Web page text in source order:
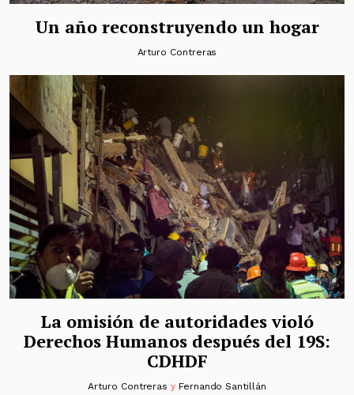
Un año reconstruyendo un hogar
Arturo Contreras
La omisión de autoridades violó
Derechos Humanos después del 19S:
CDHDF
Arturo Contreras y Fernando Santillán